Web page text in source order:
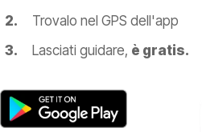
Trovalo nel GPS dell'app
Lasciati guidare, è gratis.